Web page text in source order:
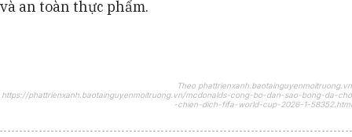
và an toàn thực phẩm.
Theo phattrienxanh.baotainguyenmoitruong.vn
https://phattrienxanh.baotainguyenmoitruong.vn/mcdonalds-cong-bo-dan-sao-bong-da-cho
-chien-dich-fifa-world-cup-2026-1-58352.html